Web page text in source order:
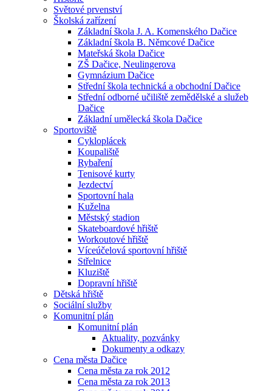
Světové prvenství
Školská zařízení
Základní škola J. A. Komenského Dačice
Základní škola B. Němcové Dačice
Mateřská škola Dačice
ZŠ Dačice, Neulingerova
Gymnázium Dačice
Střední škola technická a obchodní Dačice
Střední odborné učiliště zemědělské a služeb
Dačice
Základní umělecká škola Dačice
Sportoviště
Cykloplácek
Koupaliště
Rybaření
Tenisové kurty
Jezdectví
Sportovní hala
Kuželna
Městský stadion
Skateboardové hřiště
Workoutové hřiště
Víceúčelová sportovní hřiště
Střelnice
Kluziště
Dopravní hřiště
Dětská hřiště
Sociální služby
Komunitní plán
Komunitní plán
Aktuality, pozvánky
Dokumenty a odkazy
Cena města Dačice
Cena města za rok 2012
Cena města za rok 2013